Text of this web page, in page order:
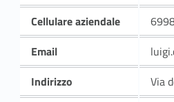
Cellulare aziendale
Email
Indirizzo
Via